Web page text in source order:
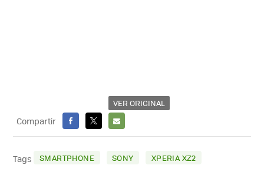
VER ORIGINAL
Compartir
FACEBOOK
X
E-
MAIL
Tags SMARTPHONE SONY XPERIA XZ2